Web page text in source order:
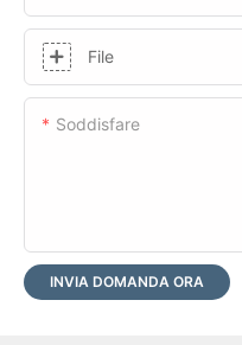
File
Soddisfare
INVIA DOMANDA ORA